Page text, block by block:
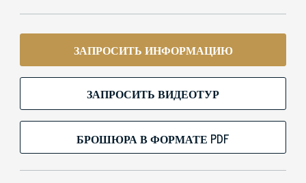
ЗАПРОСИТЬ ИНФОРМАЦИЮ
ЗАПРОСИТЬ ВИДЕОТУР
БРОШЮРА В ФОРМАТЕ PDF